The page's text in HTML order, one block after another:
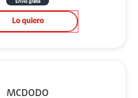
Lo quiero
MCDODO